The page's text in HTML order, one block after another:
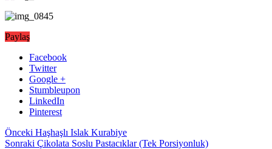
Paylaş
Facebook
Twitter
Google +
Stumbleupon
LinkedIn
Pinterest
Önceki Haşhaşlı Islak Kurabiye
Sonraki Çikolata Soslu Pastacıklar (Tek Porsiyonluk)